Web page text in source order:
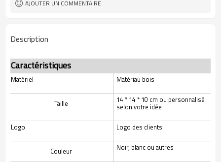
AJOUTER UN COMMENTAIRE
Description
Caractéristiques
Matériel Matériau bois
Taille 14 * 14 * 10 cm ou personnalisé
selon votre idée
Logo Logo des clients
Couleur Noir, blanc ou autres